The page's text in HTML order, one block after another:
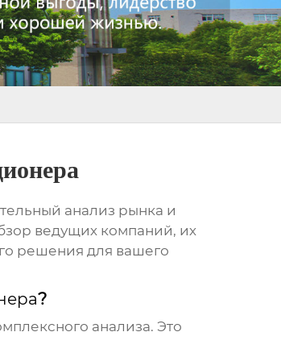
анализ рынка и
ведущих компаний, их
решения для вашего
?
анализа. Это